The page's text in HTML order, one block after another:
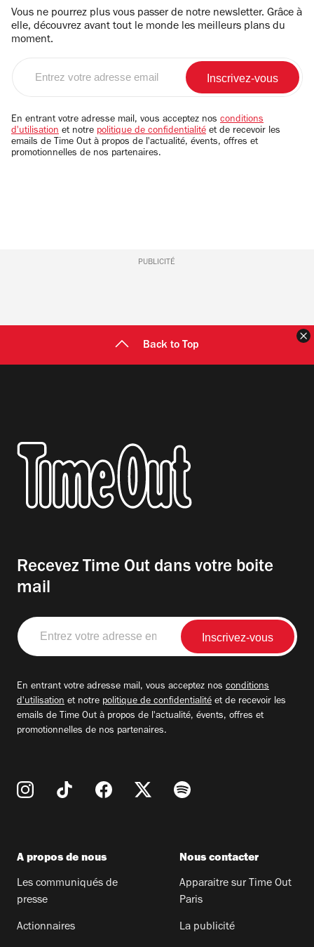
Vous ne pourrez plus vous passer de notre newsletter. Grâce à
elle, découvrez avant tout le monde les meilleurs plans du
moment.
email
En entrant votre adresse mail, vous acceptez nos conditions
d'utilisation et notre politique de confidentialité et de recevoir les
emails de Time Out à propos de l'actualité, évents, offres et
promotionnelles de nos partenaires.
PUBLICITÉ
Back to Top
Recevez Time Out dans votre boite
mail
Entrez
votre
adresse
En entrant votre adresse mail, vous acceptez nos conditions
d'utilisation et notre politique de confidentialité et de recevoir les
emails de Time Out à propos de l'actualité, évents, offres et
promotionnelles de nos partenaires.
A propos de nous
Les communiqués de
presse
Actionnaires
Nous contacter
Apparaitre sur Time Out
Paris
La publicité